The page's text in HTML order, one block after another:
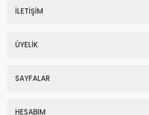
İLETİŞİM
ÜYELİK
SAYFALAR
HESABIM